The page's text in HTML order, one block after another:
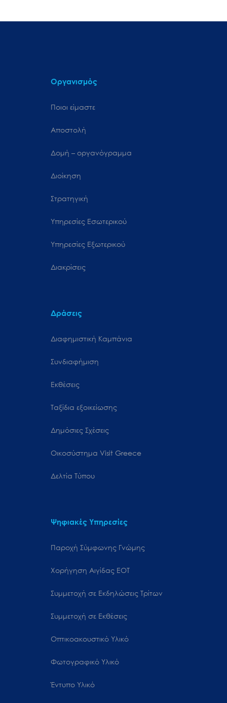
Οργανισμός
Ποιοι είμαστε
Αποστολή
Δομή – οργανόγραμμα
Διοίκηση
Στρατηγική
Υπηρεσίες Εσωτερικού
Υπηρεσίες Εξωτερικού
Διακρίσεις
Δράσεις
Διαφημιστική Καμπάνια
Συνδιαφήμιση
Εκθέσεις
Ταξίδια εξοικείωσης
Δημόσιες Σχέσεις
Oικοσύστημα Visit Greece
Δελτία Τύπου
Ψηφιακές Υπηρεσίες
Παροχή Σύμφωνης Γνώμης
Χορήγηση Αιγίδας ΕΟΤ
Συμμετοχή σε Εκδηλώσεις Τρίτων
Συμμετοχή σε Εκθέσεις
Οπτικοακουστικό Υλικό
Φωτογραφικό Υλικό
Έντυπο Υλικό